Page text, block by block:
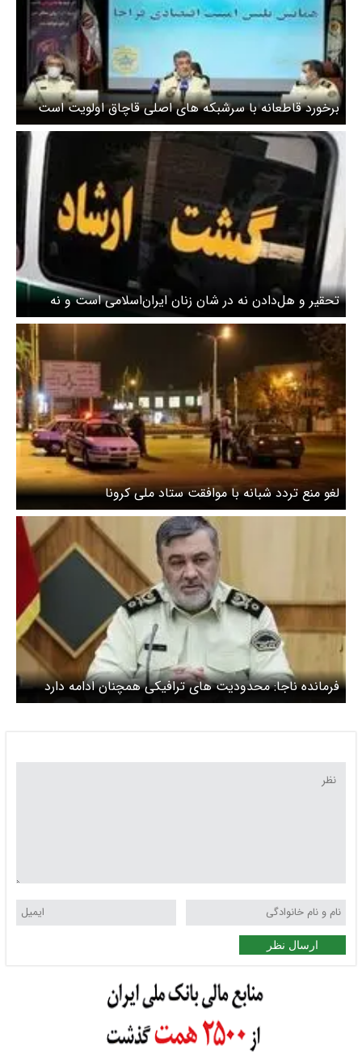
برخورد قاطعانه با سرشبکه های اصلی قاچاق اولویت است
تحقیر و هل‌دادن نه در شان زنان ایران‌اسلامی است و نه
شایسته عنوان نیروی انتظامی
لغو منع تردد شبانه با موافقت ستاد ملی کرونا
فرمانده ناجا: محدودیت های ترافیکی همچنان ادامه دارد
ارسال نظر